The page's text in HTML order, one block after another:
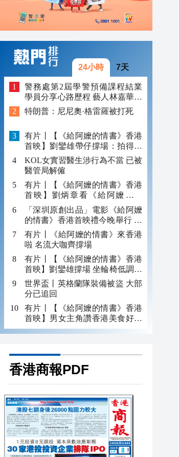
24小時 7天
警務處第2屆學警預備課程結業
學員分享心路歷程 藝人林嘉華勉
勵學弟
特朗普：尼尼奧·格雷羅被打死
有片丨【《給阿嬤的情書》香港
首映】劉鑾雄帶仔撐場：拍得好
正 值得睇
KOL女實習醫生涉行為不當 已被
醫管局解僱
有片丨【《給阿嬤的情書》香港
首映】劉炳章看《給阿嬤的情
書》憶舅父下南洋 感受鄉情
「深圳原創出品」電影《給阿嬤
的情書》香港首映禮今晚舉行 電
影主演導演亮相
有片丨《給阿嬤的情書》來香港
啦 名流大咖齊撐場
有片丨【《給阿嬤的情書》香港
首映】劉鑾雄撐場 坐輪椅低調現
身
世界盃丨英格蘭隊裝備被盜 大部
分已追回
有片丨【《給阿嬤的情書》香港
首映】男女主角讚香港美食好吃
一定還要再來！
香港商報PDF